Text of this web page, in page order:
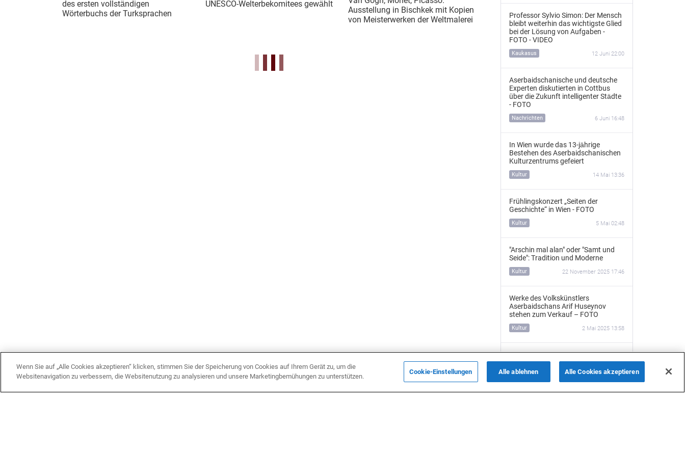
des ersten vollständigen
Wörterbuchs der Turksprachen
UNESCO-Welterbekomitees gewählt
Ausstellung in Bischkek mit Kopien
von Meisterwerken der Weltmalerei
Professor Sylvio Simon: Der Mensch
bleibt weiterhin das wichtigste Glied
bei der Lösung von Aufgaben -
FOTO - VIDEO
Kaukasus 12 Juni 22:00
Aserbaidschanische und deutsche
Experten diskutierten in Cottbus
über die Zukunft intelligenter Städte
- FOTO
Nachrichten 6 Juni 16:48
In Wien wurde das 13‑jährige
Bestehen des Aserbaidschanischen
Kulturzentrums gefeiert
Kultur 14 Mai 13:36
Frühlingskonzert „Seiten der
Geschichte“ in Wien - FOTO
Kultur 5 Mai 02:48
"Arschin mal alan" oder "Samt und
Seide": Tradition und Moderne
Kultur 22 November 2025 17:46
Werke des Volkskünstlers
Aserbaidschans Arif Huseynov
stehen zum Verkauf – FOTO
Kultur 2 Mai 2025 13:58
Der deutsche Architekt von Baku -
Nikolaus von der Nonne
(Videoreportage)
Kultur
ALLE NACHRICHTEN
Wenn Sie auf „Alle Cookies akzeptieren“ klicken, stimmen Sie der Speicherung von Cookies auf Ihrem Gerät zu, um die
Websitenavigation zu verbessern, die Websitenutzung zu analysieren und unsere Marketingbemühungen zu unterstützen.
Cookie-Einstellungen Alle ablehnen Alle Cookies akzeptieren